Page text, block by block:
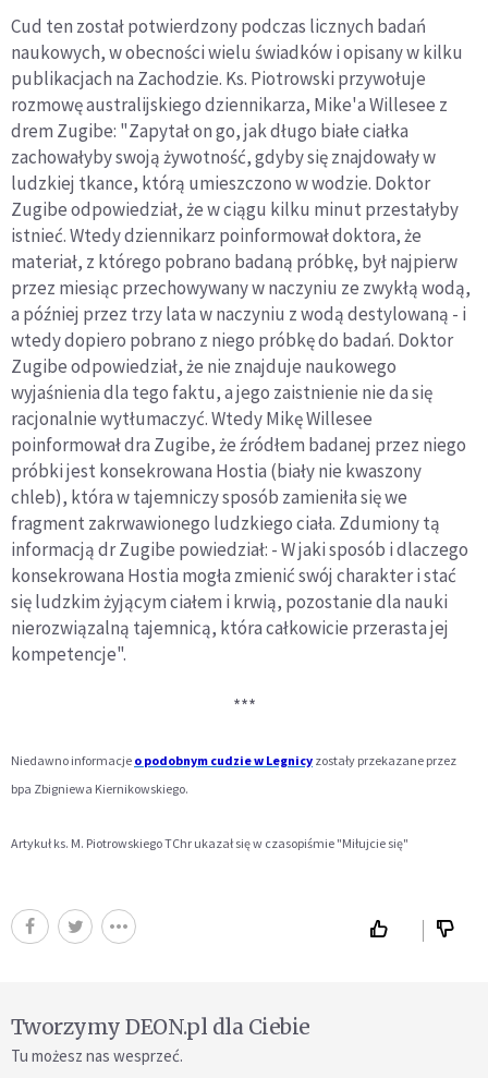
Cud ten został potwierdzony podczas licznych badań
naukowych, w obecności wielu świadków i opisany w kilku
publikacjach na Zachodzie. Ks. Piotrowski przywołuje
rozmowę australijskiego dziennikarza, Mike'a Willesee z
drem Zugibe: "Zapytał on go, jak długo białe ciałka
zachowałyby swoją żywotność, gdyby się znajdowały w
ludzkiej tkance, którą umieszczono w wodzie. Doktor
Zugibe odpowiedział, że w ciągu kilku minut przestałyby
istnieć. Wtedy dziennikarz poinformował doktora, że
materiał, z którego pobrano badaną próbkę, był najpierw
przez miesiąc przechowywany w naczyniu ze zwykłą wodą,
a później przez trzy lata w naczyniu z wodą destylowaną - i
wtedy dopiero pobrano z niego próbkę do badań. Doktor
Zugibe odpowiedział, że nie znajduje naukowego
wyjaśnienia dla tego faktu, a jego zaistnienie nie da się
racjonalnie wytłumaczyć. Wtedy Mikę Willesee
poinformował dra Zugibe, że źródłem badanej przez niego
próbki jest konsekrowana Hostia (biały nie kwaszony
chleb), która w tajemniczy sposób zamieniła się we
fragment zakrwawionego ludzkiego ciała. Zdumiony tą
informacją dr Zugibe powiedział: - W jaki sposób i dlaczego
konsekrowana Hostia mogła zmienić swój charakter i stać
się ludzkim żyjącym ciałem i krwią, pozostanie dla nauki
nierozwiązalną tajemnicą, która całkowicie przerasta jej
kompetencje".
***
Niedawno informacje o podobnym cudzie w Legnicy zostały przekazane przez
bpa Zbigniewa Kiernikowskiego.
Artykuł ks. M. Piotrowskiego TChr ukazał się w czasopiśmie "Miłujcie się"
Tworzymy DEON.pl dla Ciebie
Tu możesz nas wesprzeć.